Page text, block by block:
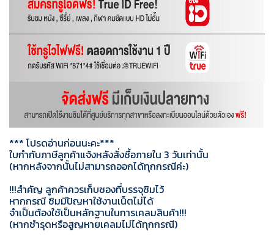
*** โปรดอ่านก่อนนะคะ***
ใบกำกับภาษีลูกค้าแจ้งหลังสั่งซื้อภายใน 3 วันเท่านั้น
(หากหลังจากนั้นไม่สามารถออกได้ทุกกรณีค่ะ)
!!!สำคัญ ลูกค้าควรเก็บซองที่บรรจุซิมไว้
หากกรณี ซิมมีปัญหาใช้งานเน็ตไม่ได้
จำเป็นต้องใช้เป็นหลักฐานในการเคลมสินค้า!!!
(หากชำรุดหรือสูญหายเคลมไม่ได้ทุกกรณี)